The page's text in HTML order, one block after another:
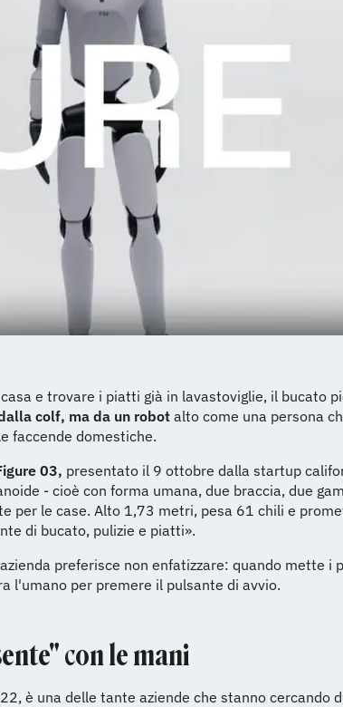
e trovare i piatti già in lavastoviglie, il bucato
colf, ma da un robotalto come una persona
faccende domestiche.
03, presentato il 9 ottobre dalla startup
- cioè con forma umana, due braccia, due
per le case. Alto 1,73 metri, pesa 61 chili e
di bucato, pulizie e piatti».
preferisce non enfatizzare: quando mette i
l'umano per premere il pulsante di avvio.
con le mani
è una delle tante aziende che stanno cercando